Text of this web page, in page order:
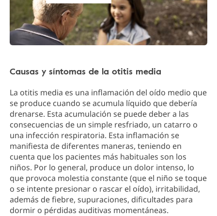
Causas y síntomas de la otitis media
La otitis media es una inflamación del oído medio que
se produce cuando se acumula líquido que debería
drenarse. Esta acumulación se puede deber a las
consecuencias de un simple resfriado, un catarro o
una infección respiratoria. Esta inflamación se
manifiesta de diferentes maneras, teniendo en
cuenta que los pacientes más habituales son los
niños. Por lo general, produce un dolor intenso, lo
que provoca molestia constante (que el niño se toque
o se intente presionar o rascar el oído), irritabilidad,
además de fiebre, supuraciones, dificultades para
dormir o pérdidas auditivas momentáneas.